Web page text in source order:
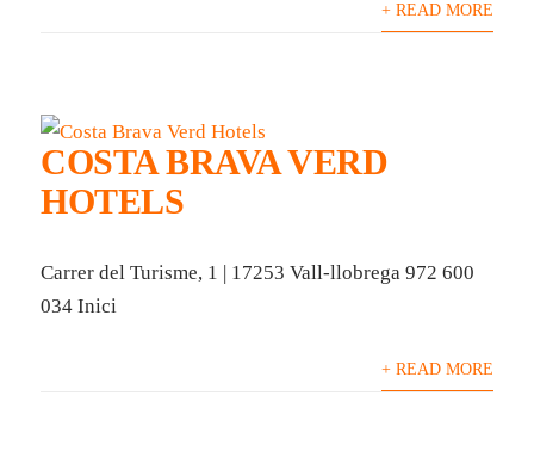
+ READ MORE
COSTA BRAVA VERD
HOTELS
Carrer del Turisme, 1 | 17253 Vall-llobrega 972 600
034 Inici
+ READ MORE